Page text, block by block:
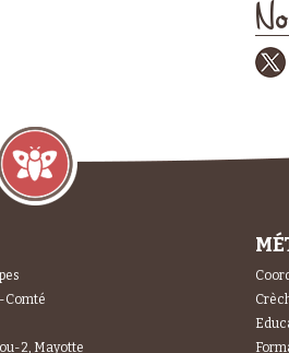
Comté
2, Mayotte